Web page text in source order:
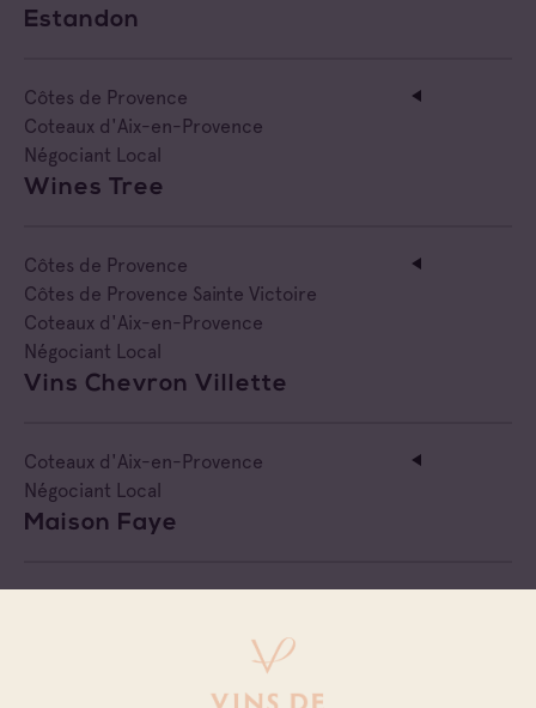
Estandon
Côtes de Provence
Coteaux d'Aix-en-Provence
Négociant Local
Wines Tree
Côtes de Provence
Côtes de Provence Sainte Victoire
Coteaux d'Aix-en-Provence
Négociant Local
Vins Chevron Villette
Coteaux d'Aix-en-Provence
Négociant Local
Maison Faye
Comptoir Des Alpilles